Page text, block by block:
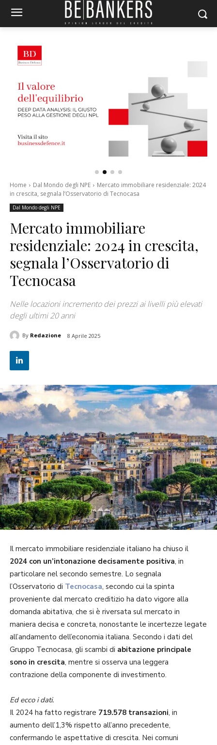
Home Dal Mondo degli NPE
Mercato immobiliare residenziale: 2024
in crescita, segnala l’Osservatorio di Tecnocasa
Dal Mondo degli NPE
Mercato immobiliare
residenziale: 2024 in crescita,
segnala l’Osservatorio di
Tecnocasa
Nelle locazioni incremento dei prezzi ai livelli più elevati
degli ultimi 20 anni
By Redazione 8 Aprile 2025
Il mercato immobiliare residenziale italiano ha chiuso il
2024 con un’intonazione decisamente positiva, in
particolare nel secondo semestre. Lo segnala
l’Osservatorio di Tecnocasa, secondo cui la spinta
proveniente dal mercato creditizio ha dato vigore alla
domanda abitativa, che si è riversata sul mercato in
maniera decisa e concreta, nonostante le incertezze legate
all’andamento dell’economia italiana. Secondo i dati del
Gruppo Tecnocasa, gli scambi di abitazione principale
sono in crescita, mentre si osserva una leggera
contrazione della componente di investimento.
Ed ecco i dati.
Il 2024 ha fatto registrare 719.578 transazioni, in
aumento dell’1,3% rispetto all’anno precedente,
confermando le aspettative di crescita. Nei comuni